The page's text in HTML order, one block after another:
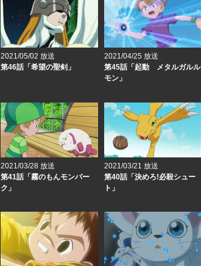
2021/05/02 放送
第46話「希望の聖剣」
2021/04/25 放送
第45話「起動 メタルガルル
モン」
2021/03/28 放送
第41話「霧のもんモンパー
ク」
2021/03/21 放送
第40話「決めろ!必殺シュー
ト」